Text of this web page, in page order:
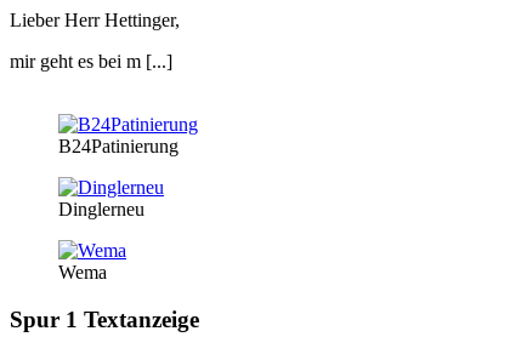
Lieber Herr Hettinger,
mir geht es bei m [...]
B24Patinierung
Dinglerneu
Wema
Spur 1 Textanzeige